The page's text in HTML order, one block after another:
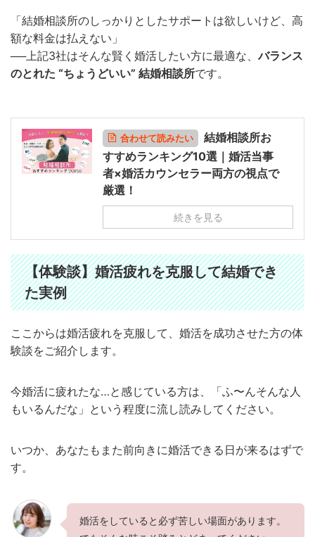
「結婚相談所のしっかりとしたサポートは欲しいけど、高
額な料金は払えない」
──上記3社はそんな賢く婚活したい方に最適な、バランス
のとれた “ちょうどいい” 結婚相談所です。
合わせて読みたい
結婚相談所お
すすめランキング10選｜婚活当事
者×婚活カウンセラー両方の視点で
厳選！
続きを見る
【体験談】婚活疲れを克服して結婚でき
た実例
ここからは婚活疲れを克服して、婚活を成功させた方の体
験談をご紹介します。
今婚活に疲れたな…と感じている方は、「ふ〜んそんな人
もいるんだな」という程度に流し読みしてください。
いつか、あなたもまた前向きに婚活できる日が来るはずで
す。
婚活をしていると必ず苦しい場面があります。